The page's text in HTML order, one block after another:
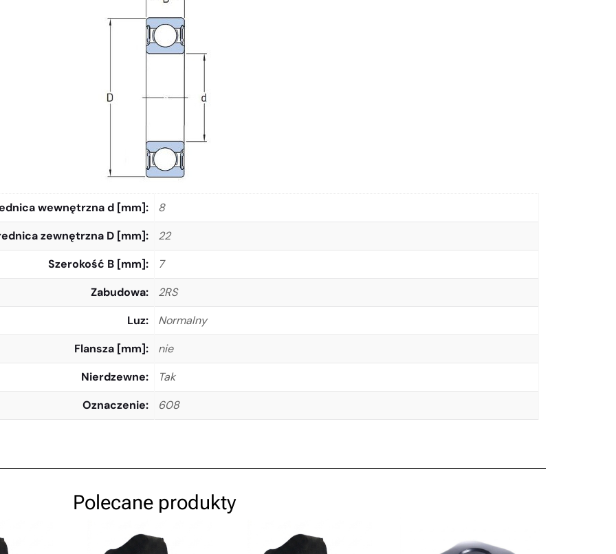
wewnętrzna d [mm]
8
zewnętrzna D [mm]
22
Szerokość B [mm]
7
Zabudowa
2RS
Luz
Normalny
Flansza [mm]
nie
Nierdzewne
Tak
Oznaczenie
608
Polecane produkty